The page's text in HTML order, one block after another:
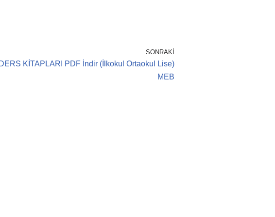
SONRAKI
KİTAPLARI PDF İndir (İlkokul Ortaokul Lise)
MEB